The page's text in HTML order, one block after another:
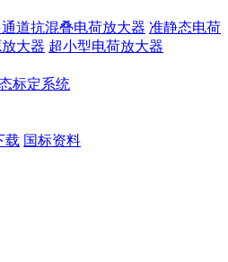
通道抗混叠电荷放大器 准静态电荷
大器 超小型电荷放大器
标定系统
载 国标资料